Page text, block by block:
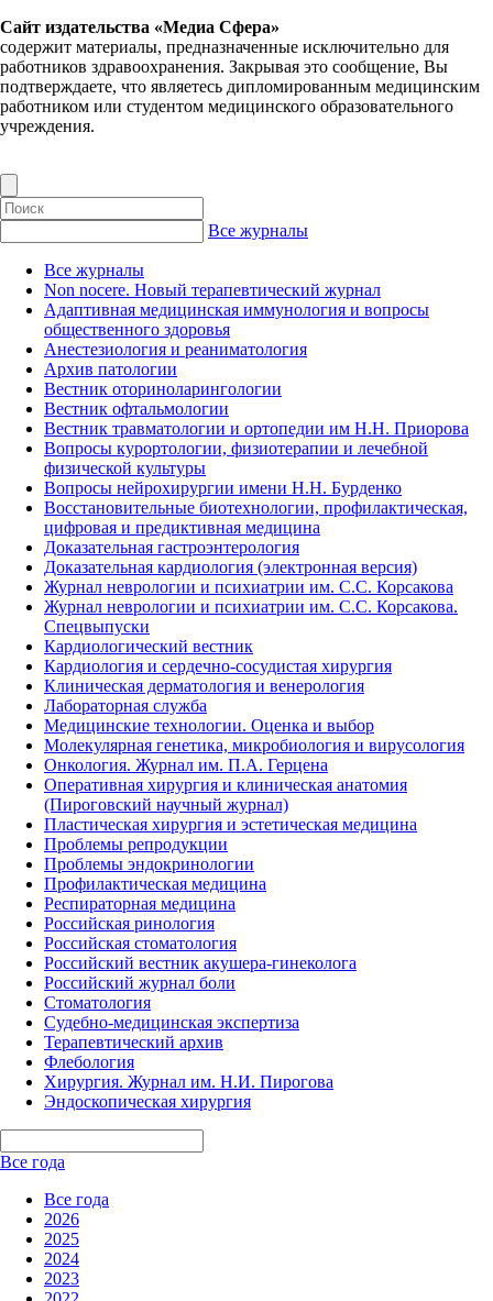
Сайт издательства «Медиа Сфера»
содержит материалы, предназначенные исключительно для
работников здравоохранения. Закрывая это сообщение, Вы
подтверждаете, что являетесь дипломированным медицинским
работником или студентом медицинского образовательного
учреждения.
Все журналы
Все журналы
Non nocere. Новый терапевтический журнал
Адаптивная медицинская иммунология и вопросы
общественного здоровья
Анестезиология и реаниматология
Архив патологии
Вестник оториноларингологии
Вестник офтальмологии
Вестник травматологии и ортопедии им Н.Н. Приорова
Вопросы курортологии, физиотерапии и лечебной
физической культуры
Вопросы нейрохирургии имени Н.Н. Бурденко
Восстановительные биотехнологии, профилактическая,
цифровая и предиктивная медицина
Доказательная гастроэнтерология
Доказательная кардиология (электронная версия)
Журнал неврологии и психиатрии им. С.С. Корсакова
Журнал неврологии и психиатрии им. С.С. Корсакова.
Спецвыпуски
Кардиологический вестник
Кардиология и сердечно-сосудистая хирургия
Клиническая дерматология и венерология
Лабораторная служба
Медицинские технологии. Оценка и выбор
Молекулярная генетика, микробиология и вирусология
Онкология. Журнал им. П.А. Герцена
Оперативная хирургия и клиническая анатомия
(Пироговский научный журнал)
Пластическая хирургия и эстетическая медицина
Проблемы репродукции
Проблемы эндокринологии
Профилактическая медицина
Респираторная медицина
Российская ринология
Российская стоматология
Российский вестник акушера-гинеколога
Российский журнал боли
Стоматология
Судебно-медицинская экспертиза
Терапевтический архив
Флебология
Хирургия. Журнал им. Н.И. Пирогова
Эндоскопическая хирургия
Все года
Все года
2026
2025
2024
2023